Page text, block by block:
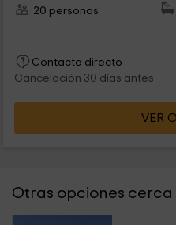
20 personas
Contacto directo
Cancelación 30 días antes
VER
Otras opciones cerca